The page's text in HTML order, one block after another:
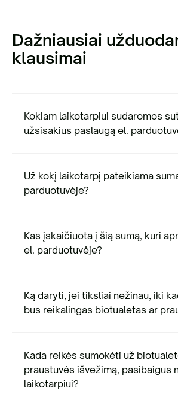
Dažniausiai
klausimai
Kokiam laikotarpiui sudaromos
užsisakius paslaugą el.
Už kokį laikotarpį pateikiama
parduotuvėje?
Kas įskaičiuota į šią sumą, kuri
el. parduotuvėje?
Ką daryti, jei tiksliai nežinau, iki
bus reikalingas biotualetas ar
neterminuotam laikotarpiui.
Kada reikės sumokėti už
praustuvės išvežimą, pasibaigus
laikotarpiui?